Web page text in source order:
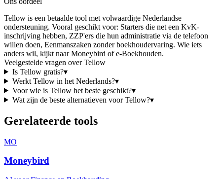
Tellow is een betaalde tool met volwaardige Nederlandse
ondersteuning. Vooral geschikt voor: Starters die net een KvK-
inschrijving hebben, ZZP'ers die hun administratie via de telefoon
willen doen, Eenmanszaken zonder boekhoudervaring. Wie iets
anders wil, kijkt naar Moneybird of e-Boekhouden.
Veelgestelde vragen overTellow
Is Tellowgratis?▾
Werkt Tellowin het Nederlands?▾
Voor wie is Tellowhet beste geschikt?▾
Wat zijn de beste alternatieven voorTellow?▾
Gerelateerde tools
MO
Moneybird